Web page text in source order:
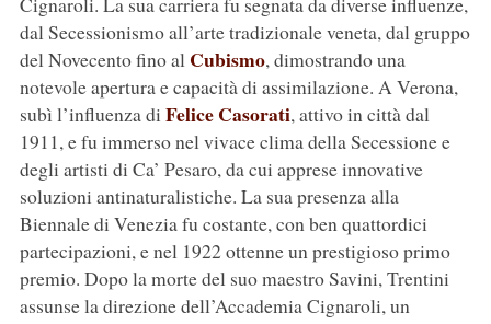
dal Secessionismo all’arte tradizionale veneta, dal gruppo
del Novecento fino al Cubismo, dimostrando una
notevole apertura e capacità di assimilazione. A Verona,
subì l’influenza di Felice Casorati, attivo in città dal
1911, e fu immerso nel vivace clima della Secessione e
degli artisti di Ca’ Pesaro, da cui apprese innovative
soluzioni antinaturalistiche. La sua presenza alla
Biennale di Venezia fu costante, con ben quattordici
partecipazioni, e nel 1922 ottenne un prestigioso primo
premio. Dopo la morte del suo maestro Savini, Trentini
assunse la direzione dell’Accademia Cignaroli, un